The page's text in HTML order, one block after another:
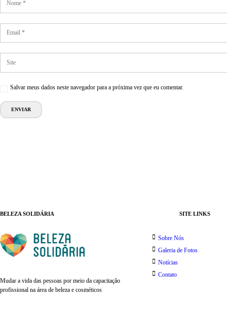
Salvar meus dados neste navegador para a próxima vez que eu comentar.
BELEZA SOLIDÁRIA
Mudar a vida das pessoas por meio da capacitação
profissional na área de beleza e cosméticos
SITE LINKS
Sobre Nós
Galeria de Fotos
Notícias
Contato